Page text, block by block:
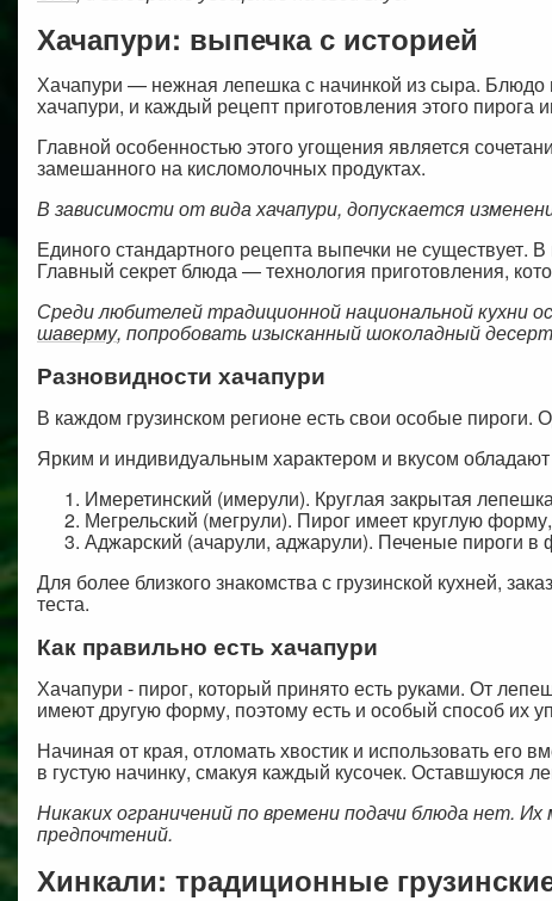
Хачапури: выпечка с историей
Хачапури — нежная лепешка с начинкой из сыра. Блюдо
хачапури, и каждый рецепт приготовления этого пирога
Главной особенностью этого угощения является
замешанного на кисломолочных продуктах.
В зависимости от вида хачапури, допускается
Единого стандартного рецепта выпечки не
Главный секрет блюда — технология приготовления,
Среди любителей традиционной национальной
шаверму, попробовать изысканный шоколадный
Разновидности хачапури
В каждом грузинском регионе есть свои особые
Ярким и индивидуальным характером и вкусом
Имеретинский (имерули). Круглая закрытая
Мегрельский (мегрули). Пирог имеет круглую
Аджарский (ачарули, аджарули). Печеные пироги в
Для более близкого знакомства с грузинской кухней,
теста.
Как правильно есть хачапури
Хачапури - пирог, который принято есть руками. От
имеют другую форму, поэтому есть и особый способ их
Начиная от края, отломать хвостик и использовать
в густую начинку, смакуя каждый кусочек. Оставшуюся
Никаких ограничений по времени подачи блюда нет.
предпочтений.
Хинкали: традиционные